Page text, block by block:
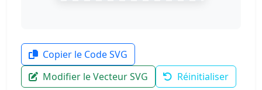
Copier le Code SVG
Modifier le Vecteur SVG
Réinitialiser